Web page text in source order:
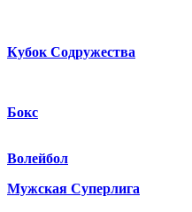
Кубок Содружества
Бокс
Волейбол
Мужская Суперлига